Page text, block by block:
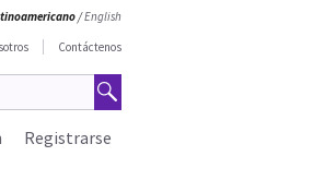
/English
Contáctenos
Registrarse